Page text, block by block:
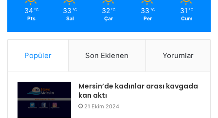
34 ℃
Pts
33 ℃
Sal
32 ℃
Çar
33 ℃
Per
31 ℃
Cum
Popüler Son Eklenen Yorumlar
Mersin’de kadınlar arası kavgada
kan aktı
21 Ekim 2024